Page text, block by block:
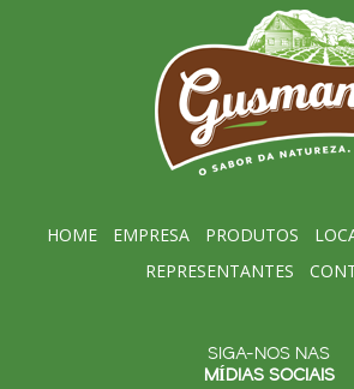
HOME EMPRESA PRODUTOS
REPRESENTANTES
SIGA-NOS NAS
MÍDIAS SOCIAIS